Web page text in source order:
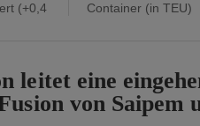
(+0,4
Container (in TEU)
leitet eine
von Saipem